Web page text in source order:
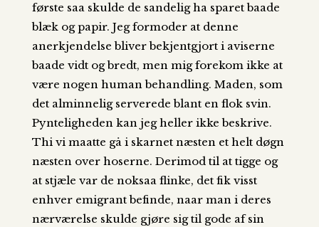
første saa skulde de sandelig ha sparet baade
blæk og papir. Jeg formoder at denne
anerkjendelse bliver bekjentgjort i aviserne
baade vidt og bredt, men mig forekom ikke at
være nogen human behandling. Maden, som
det alminnelig serverede blant en flok svin.
Pynteligheden kan jeg heller ikke beskrive.
Thi vi maatte gå i skarnet næsten et helt døgn
næsten over hoserne. Derimod til at tigge og
at stjæle var de noksaa flinke, det fik visst
enhver emigrant befinde, naar man i deres
nærværelse skulde gjøre sig til gode af sin